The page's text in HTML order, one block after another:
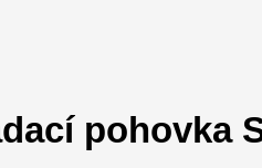
pohovka